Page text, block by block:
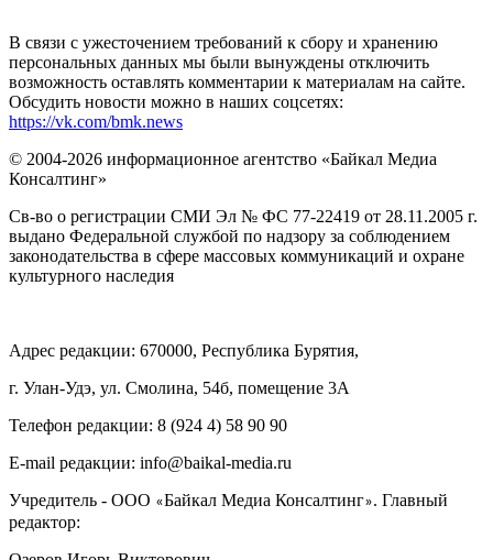
В связи с ужесточением требований к сбору и хранению
персональных данных мы были вынуждены отключить
возможность оставлять комментарии к материалам на сайте.
Обсудить новости можно в наших соцсетях:
https://vk.com/bmk.news
© 2004-2026 информационное агентство «Байкал Медиа
Консалтинг»
Св-во о регистрации СМИ Эл № ФС 77-22419 от 28.11.2005 г.
выдано Федеральной службой по надзору за соблюдением
законодательства в сфере массовых коммуникаций и охране
культурного наследия
Адрес редакции: 670000, Республика Бурятия,
г. Улан-Удэ, ул. Смолина, 54б, помещение 3А
Телефон редакции: ‎‎8 (924 4) 58 90 90
E-mail редакции: info@baikal-media.ru
Учредитель - ООО «Байкал Медиа Консалтинг». Главный
редактор: